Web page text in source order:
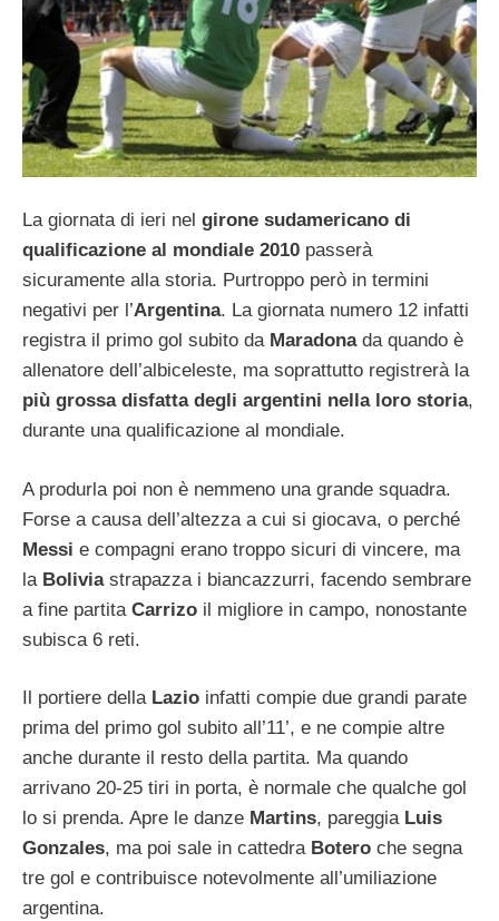
La giornata di ieri nel girone sudamericano di
qualificazione al mondiale 2010 passerà
sicuramente alla storia. Purtroppo però in termini
negativi per l’Argentina. La giornata numero 12 infatti
registra il primo gol subito da Maradona da quando è
allenatore dell’albiceleste, ma soprattutto registrerà la
più grossa disfatta degli argentini nella loro storia,
durante una qualificazione al mondiale.
A produrla poi non è nemmeno una grande squadra.
Forse a causa dell’altezza a cui si giocava, o perché
Messi e compagni erano troppo sicuri di vincere, ma
la Bolivia strapazza i biancazzurri, facendo sembrare
a fine partita Carrizo il migliore in campo, nonostante
subisca 6 reti.
Il portiere della Lazio infatti compie due grandi parate
prima del primo gol subito all’11’, e ne compie altre
anche durante il resto della partita. Ma quando
arrivano 20-25 tiri in porta, è normale che qualche gol
lo si prenda. Apre le danze Martins, pareggia Luis
Gonzales, ma poi sale in cattedra Botero che segna
tre gol e contribuisce notevolmente all’umiliazione
argentina.